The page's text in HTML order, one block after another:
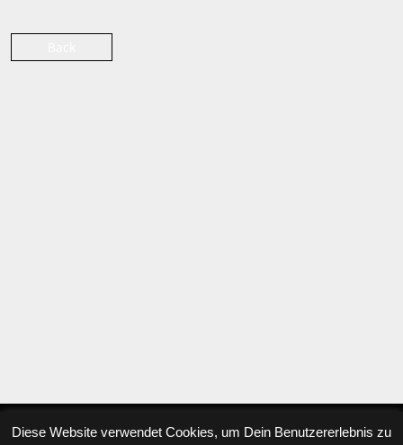
Diese Website verwendet Cookies, um Dein Benutzererlebnis zu